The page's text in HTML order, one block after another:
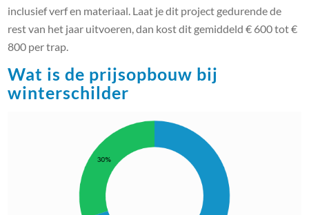
inclusief verf en materiaal. Laat je dit project gedurende de
rest van het jaar uitvoeren, dan kost dit gemiddeld € 600 tot €
800 per trap.
Wat is de prijsopbouw bij
winterschilder